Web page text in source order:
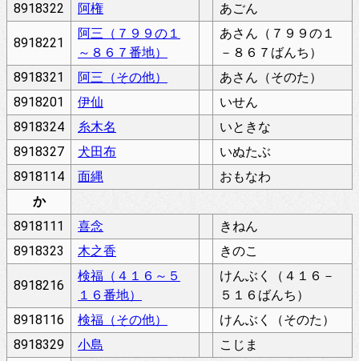
8918322
阿権 あごん
8918221
阿三（７９９の１
～８６７番地）
あさん（７９９の１
－８６７ばんち）
8918321
阿三（その他）
あさん（そのた）
8918201
伊仙
いせん
8918324
糸木名
いときな
8918327
犬田布
いぬたぶ
8918114
面縄
おもなわ
か
8918111
喜念
きねん
8918323
木之香 きのこ
8918216
検福（４１６～５
１６番地）
けんぶく（４１６－
５１６ばんち）
8918116
検福（その他）
けんぶく（そのた）
8918329
小島
こじま